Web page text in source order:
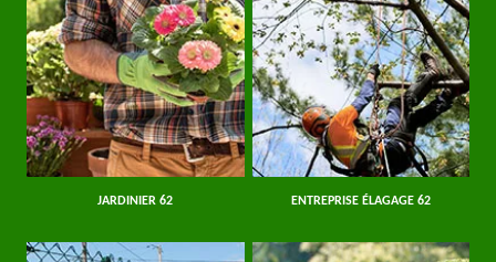
JARDINIER 62 ENTREPRISE ÉLAGAGE 62